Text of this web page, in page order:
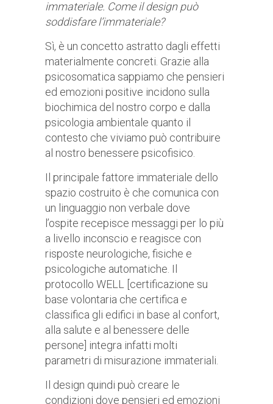
immateriale. Come il design può
soddisfare l’immateriale?
Sì, è un concetto astratto dagli effetti
materialmente concreti. Grazie alla
psicosomatica sappiamo che pensieri
ed emozioni positive incidono sulla
biochimica del nostro corpo e dalla
psicologia ambientale quanto il
contesto che viviamo può contribuire
al nostro benessere psicofisico.
Il principale fattore immateriale dello
spazio costruito è che comunica con
un linguaggio non verbale dove
l’ospite recepisce messaggi per lo più
a livello inconscio e reagisce con
risposte neurologiche, fisiche e
psicologiche automatiche. Il
protocollo WELL [certificazione su
base volontaria che certifica e
classifica gli edifici in base al confort,
alla salute e al benessere delle
persone] integra infatti molti
parametri di misurazione immateriali.
Il design quindi può creare le
condizioni dove pensieri ed emozioni